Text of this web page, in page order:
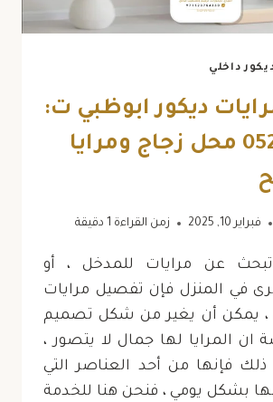
داخلي
ديكور ابوظبي ت:
0523754330 محل زجاج ومرايا
فبراير 10, 2025 زمن القراءة دقيقة
عن مرايات للمدخل ، أو
في المنزل فإن تفصيل مرايات
، يمكن أن يغير من شكل تصميم
ان المرايا لها جمال لا يتصور ،
ذلك فإنها من أحد العناصر التي
بشكل يومي ، فنحن هنا للخدمة